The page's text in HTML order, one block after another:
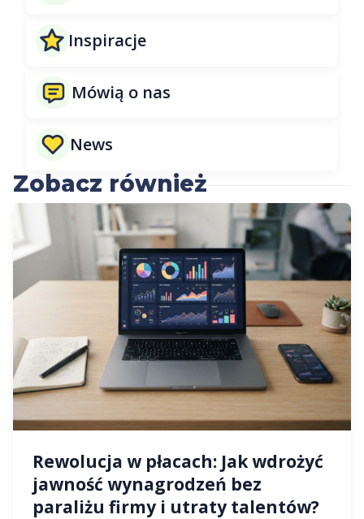
Inspiracje
Mówią o nas
News
Zobacz również
Rewolucja w płacach: Jak wdrożyć
jawność wynagrodzeń bez
paraliżu firmy i utraty talentów?